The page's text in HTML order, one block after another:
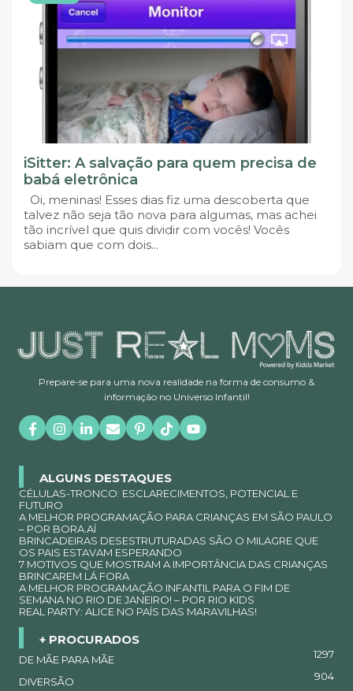
iSitter: A salvação para quem precisa de
babá eletrônica
Oi, meninas! Esses dias fiz uma descoberta que
talvez não seja tão nova para algumas, mas achei
tão incrível que quis dividir com vocês! Vocês
sabiam que com dois...
Prepare-se para uma nova realidade na forma de consumo &
informação no Universo Infantil!
ALGUNS DESTAQUES
CÉLULAS-TRONCO: ESCLARECIMENTOS, POTENCIAL E
FUTURO
A MELHOR PROGRAMAÇÃO PARA CRIANÇAS EM SÃO PAULO
– POR BORA.AÍ
BRINCADEIRAS DESESTRUTURADAS SÃO O MILAGRE QUE
OS PAIS ESTAVAM ESPERANDO
7 MOTIVOS QUE MOSTRAM A IMPORTÂNCIA DAS CRIANÇAS
BRINCAREM LÁ FORA
A MELHOR PROGRAMAÇÃO INFANTIL PARA O FIM DE
SEMANA NO RIO DE JANEIRO! – POR RIO KIDS
REAL PARTY: ALICE NO PAÍS DAS MARAVILHAS!
+ PROCURADOS
DE MÃE PARA MÃE 1297
DIVERSÃO 904